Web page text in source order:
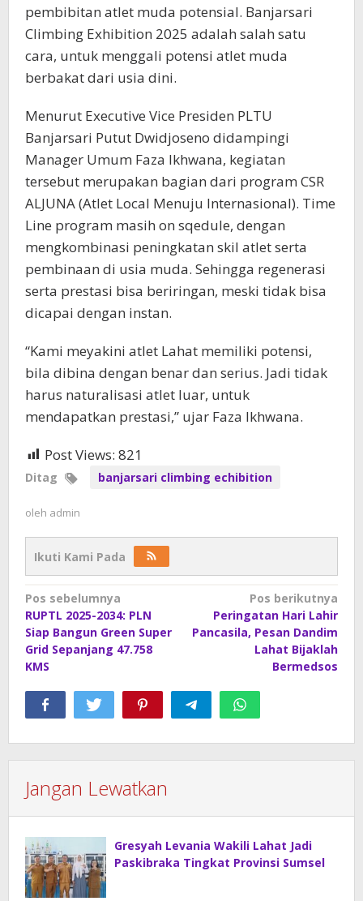
pembibitan atlet muda potensial. Banjarsari
Climbing Exhibition 2025 adalah salah satu
cara, untuk menggali potensi atlet muda
berbakat dari usia dini.
Menurut Executive Vice Presiden PLTU
Banjarsari Putut Dwidjoseno didampingi
Manager Umum Faza Ikhwana, kegiatan
tersebut merupakan bagian dari program CSR
ALJUNA (Atlet Local Menuju Internasional). Time
Line program masih on sqedule, dengan
mengkombinasi peningkatan skil atlet serta
pembinaan di usia muda. Sehingga regenerasi
serta prestasi bisa beriringan, meski tidak bisa
dicapai dengan instan.
“Kami meyakini atlet Lahat memiliki potensi,
bila dibina dengan benar dan serius. Jadi tidak
harus naturalisasi atlet luar, untuk
mendapatkan prestasi,” ujar Faza Ikhwana.
Post Views: 821
Ditag banjarsari climbing echibition
oleh admin
Ikuti Kami Pada
Navigasi
pos
Pos sebelumnya
RUPTL 2025-2034: PLN
Siap Bangun Green Super
Grid Sepanjang 47.758
KMS
Pos berikutnya
Peringatan Hari Lahir
Pancasila, Pesan Dandim
Lahat Bijaklah
Bermedsos
Jangan Lewatkan
Gresyah Levania Wakili Lahat Jadi
Paskibraka Tingkat Provinsi Sumsel